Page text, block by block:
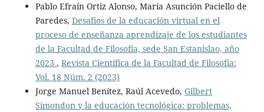
Pablo Efraín Ortiz Alonso, María Asunción Paciello de
Paredes, Desafíos de la educación virtual en el
proceso de enseñanza aprendizaje de los estudiantes
de la Facultad de Filosofía, sede San Estanislao, año
2023 , Revista Científica de la Facultad de Filosofía:
Vol. 18 Núm. 2 (2023)
Jorge Manuel Benítez, Raúl Acevedo, Gilbert
Simondon y la educación tecnológica: problemas,